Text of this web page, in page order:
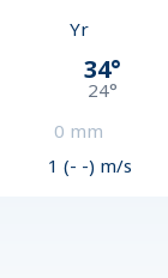
Yr
34°
24°
0 mm
1 (- -) m/s